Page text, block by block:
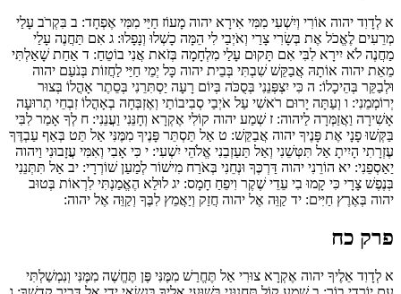
א לְדָוִד יהוה אוֹרִי וְיִשְׁעִי מִמִּי אִירָא יהוה מָעוֹז חַיַּי מִמִּי אֶפְחָד: ב בִּקְרֹב עָלַי
מְרֵעִים לֶאֱכֹל אֶת בְּשָׂרִי צָרַי וְאֹיְבַי לִי הֵמָּה כָשְׁלוּ וְנָפָלוּ: ג אִם תַּחֲנֶה עָלַי
מַחֲנֶה לֹא יִירָא לִבִּי אִם תָּקוּם עָלַי מִלְחָמָה בְּזֹאת אֲנִי בוֹטֵחַ: ד אַחַת שָׁאַלְתִּי
מֵאֵת יהוה אוֹתָהּ אֲבַקֵּשׁ שִׁבְתִּי בְּבֵית יהוה כָּל יְמֵי חַיַּי לַחֲזוֹת בְּנֹעַם יהוה
וּלְבַקֵּר בְּהֵיכָלוֹ: ה כִּי יִצְפְּנֵנִי בְּסֻכֹּה בְּיוֹם רָעָה יַסְתִּרֵנִי בְּסֵתֶר אָהֳלוֹ בְּצוּר
יְרוֹמְמֵנִי: ו וְעַתָּה יָרוּם רֹאשִׁי עַל אֹיְבַי סְבִיבוֹתַי וְאֶזְבְּחָה בְאָהֳלוֹ זִבְחֵי תְרוּעָה
אָשִׁירָה וַאֲזַמְּרָה לַיהוה: ז שְׁמַע יהוה קוֹלִי אֶקְרָא וְחָנֵּנִי וַעֲנֵנִי: ח לְךָ אָמַר לִבִּי
בַּקְּשׁוּ פָנָי אֶת פָּנֶיךָ יהוה אֲבַקֵּשׁ: ט אַל תַּסְתֵּר פָּנֶיךָ מִמֶּנִּי אַל תַּט בְּאַף עַבְדֶּךָ
עֶזְרָתִי הָיִיתָ אַל תִּטְּשֵׁנִי וְאַל תַּעַזְבֵנִי אֱלֹהֵי יִשְׁעִי: י כִּי אָבִי וְאִמִּי עֲזָבוּנִי וַיהוה
יַאַסְפֵנִי: יא הוֹרֵנִי יהוה דַּרְכֶּךָ וּנְחֵנִי בְּאֹרַח מִישׁוֹר לְמַעַן שׁוֹרְרָי: יב אַל תִּתְּנֵנִי
בְּנֶפֶשׁ צָרָי כִּי קָמוּ בִי עֵדֵי שֶׁקֶר וִיפֵחַ חָמָס: יג לוּלֵא הֶאֱמַנְתִּי לִרְאוֹת בְּטוּב
יהוה בְּאֶרֶץ חַיִּים: יד קַוֵּה אֶל יהוה חֲזַק וְיַאֲמֵץ לִבֶּךָ וְקַוֵּה אֶל יהוה:
פרק כח
א לְדָוִד אֵלֶיךָ יהוה אֶקְרָא צוּרִי אַל תֶּחֱרַשׁ מִמֶּנִּי פֶּן תֶּחֱשֶׁה מִמֶּנִּי וְנִמְשַׁלְתִּי